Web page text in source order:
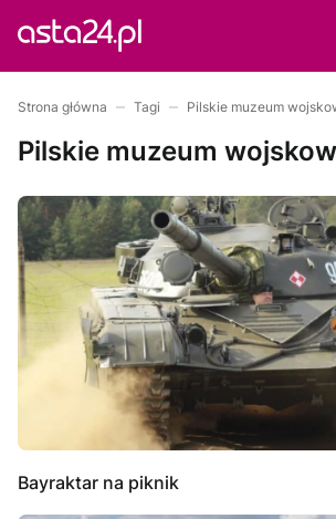
Strona główna Tagi Pilskie muzeum
Pilskie muzeum
Bayraktar na piknik